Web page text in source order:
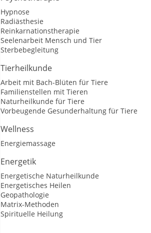
Hypnose
Radiästhesie
Reinkarnationstherapie
Seelenarbeit Mensch und Tier
Sterbebegleitung
Tierheilkunde
Arbeit mit Bach-Blüten für Tiere
Familienstellen mit Tieren
Naturheilkunde für Tiere
Vorbeugende Gesunderhaltung für Tiere
Wellness
Energiemassage
Energetik
Energetische Naturheilkunde
Energetisches Heilen
Geopathologie
Matrix-Methoden
Spirituelle Heilung